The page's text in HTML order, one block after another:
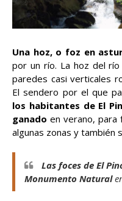
Una hoz, o foz en
por un río. La hoz del
paredes casi verticales
El sendero por el que
los habitantes de El
ganado en verano, para
algunas zonas y también
Las foces de El
Monumento Natural